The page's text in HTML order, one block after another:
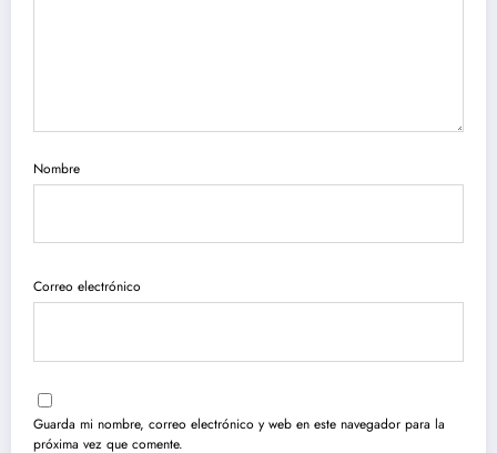
Nombre
Correo electrónico
Guarda mi nombre, correo electrónico y web en este navegador para la
próxima vez que comente.